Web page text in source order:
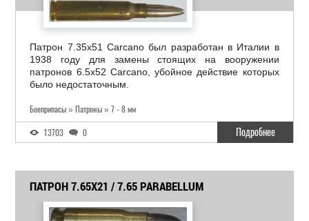
Патрон 7.35x51 Carcano был разработан в Италии в
1938 году для замены стоящих на вооружении
патронов 6.5x52 Carcano, убойное действие которых
было недостаточным.
Боеприпасы » Патроны » 7 - 8 мм
13703 0 Подробнее
ПАТРОН 7.65X21 / 7.65 PARABELLUM